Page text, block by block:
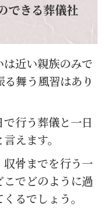
できる葬儀社
近い親族のみで
舞う風習はあり
行う葬儀と一日
えます。
骨までを行う一
でどのように過
るでしょう。